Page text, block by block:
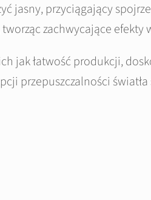
jasny, przyciągający
zachwycające efekty
jak łatwość produkcji,
przepuszczalności